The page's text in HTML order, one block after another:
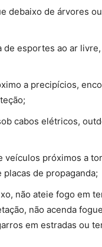
debaixo de árvores
de esportes ao ar
a precipícios,
cabos elétricos,
veículos próximos a
placas de propaganda;
não ateie fogo em
não acenda
em estradas ou